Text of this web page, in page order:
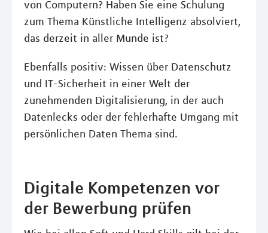
von Computern? Haben Sie eine Schulung
zum Thema Künstliche Intelligenz absolviert,
das derzeit in aller Munde ist?
Ebenfalls positiv: Wissen über Datenschutz
und IT-Sicherheit in einer Welt der
zunehmenden Digitalisierung, in der auch
Datenlecks oder der fehlerhafte Umgang mit
persönlichen Daten Thema sind.
Digitale Kompetenzen vor
der Bewerbung prüfen